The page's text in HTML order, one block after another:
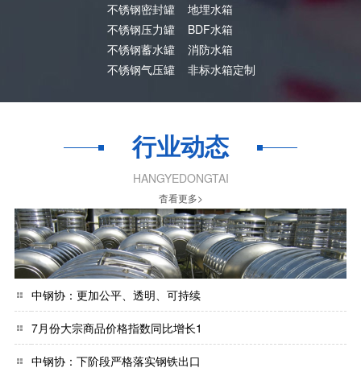
不锈钢密封罐
不锈钢压力罐
不锈钢蓄水罐
不锈钢气压罐
地埋水箱
BDF水箱
消防水箱
非标水箱定制
行业动态
HANGYEDONGTAI
杳看更多>
中钢协：更加公平、透明、可持续
7月份大宗商品价格指数同比增长1
中钢协：下阶段严格落实钢铁出口